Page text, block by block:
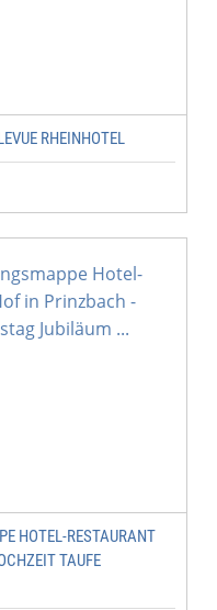
RHEINHOTEL
HOTEL-RESTAURANT
TAUFE